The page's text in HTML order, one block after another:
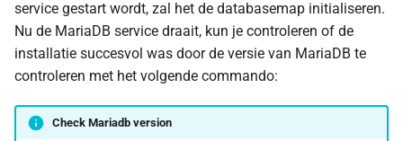
service gestart wordt, zal het de databasemap initialiseren.
Nu de MariaDB service draait, kun je controleren of de
installatie succesvol was door de versie van MariaDB te
controleren met het volgende commando:
Check Mariadb version